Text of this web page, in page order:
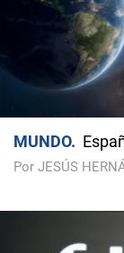
MUNDO
Por JESÚS